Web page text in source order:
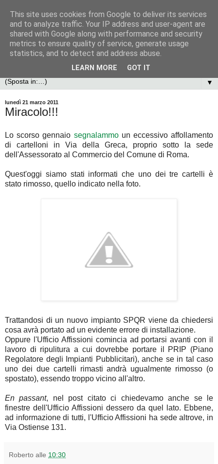
▼
lunedì 21 marzo 2011
Miracolo!!!
Lo scorso gennaio segnalammoun eccessivo affollamento
di cartelloni in Via della Greca, proprio sotto la sede
dell'Assessorato al Commercio del Comune di Roma.
Quest'oggi siamo stati informati che uno dei tre cartelli è
stato rimosso, quello indicato nella foto.
Trattandosi di un nuovo impianto SPQR viene da chiedersi
cosa avrà portato ad un evidente errore di installazione.
Oppure l'Ufficio Affissioni comincia ad portarsi avanti con il
lavoro di ripulitura a cui dovrebbe portare il PRIP (Piano
Regolatore degli Impianti Pubblicitari), anche se in tal caso
uno dei due cartelli rimasti andrà ugualmente rimosso (o
spostato), essendo troppo vicino all'altro.
En passant, nel post citato ci chiedevamo anche se le
finestre dell'Ufficio Affissioni dessero da quel lato. Ebbene,
ad informazione di tutti, l'Ufficio Affissioni ha sede altrove, in
Via Ostiense 131.
Roberto alle 10:30
This site uses cookies from Google to deliver its services
and to analyze traffic. Your IP address and user-agent are
shared with Google along with performance and security
metrics to ensure quality of service, generate usage
statistics, and to detect and address abuse.
LEARN MORE GOT IT